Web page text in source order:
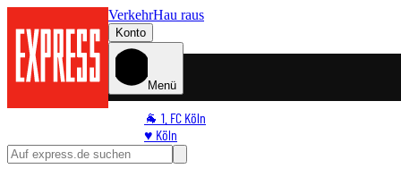
VerkehrHau raus
Konto
Menü
🐐 1. FC Köln
♥️ Köln
⭐ Promi